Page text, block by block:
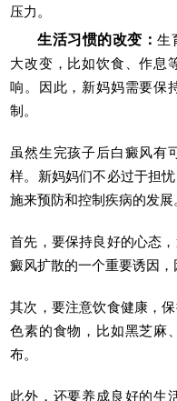
压力。
生活习惯的改变：生
大改变，比如饮食、作息
响。因此，新妈妈需要保
制。
虽然生完孩子后白癜风有
样。新妈妈们不必过于担
施来预防和控制疾病的发展
首先，要保持良好的心态
癜风扩散的一个重要诱因，
其次，要注意饮食健康，
色素的食物，比如黑芝麻
布。
此外，还要养成良好的生